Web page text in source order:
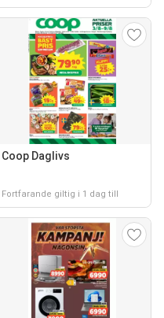
Coop Daglivs
Fortfarande giltig i 1 dag till